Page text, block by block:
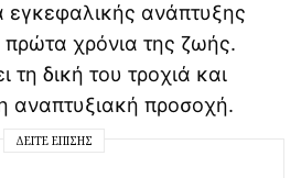
εγκεφαλικής ανάπτυξης
χρόνια της ζωής.
τη δική του τροχιά και
αναπτυξιακή προσοχή.
ΔΕΊΤΕ ΕΠΊΣΗΣ